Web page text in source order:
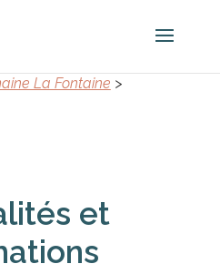
La Fontaine >
et